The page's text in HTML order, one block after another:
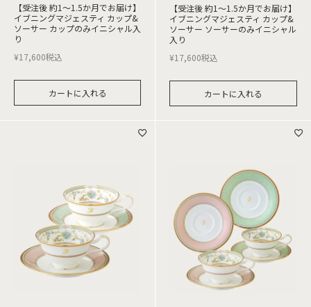
【受注後 約1～1.5か月でお届け】
イブニングマジェスティ カップ&
ソーサー カップのみイニシャル入
り
¥17,600税込
カートに入れる
【受注後 約1～1.5か月でお届け】
イブニングマジェスティ カップ&
ソーサー ソーサーのみイニシャル
入り
¥17,600税込
カートに入れる